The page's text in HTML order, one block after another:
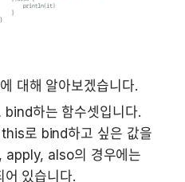
대해 알아보겠습니다.
하는 함수셋입니다.
로 bind하고 싶은 값을
apply, also의 경우에는
어 있습니다.